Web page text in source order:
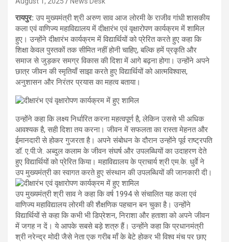
रायपुर: उप मुख्यमंत्री श्री अरुण साव आज लोरमी के राजीव गांधी शासकीय
कला एवं वाणिज्य महाविद्यालय में दीक्षारंभ एवं वृक्षारोपण कार्यक्रम में शामिल
हुए। उन्होंने दीक्षारंभ कार्यक्रम में विद्यार्थियों को प्रेरित करते हुए कहा कि
शिक्षा केवल पुस्तकों तक सीमित नहीं होनी चाहिए, बल्कि हमें प्रकृति और
समाज से जुड़कर समग्र विकास की दिशा में आगे बढ़ना होगा। उन्होंने अपने
छात्र जीवन की स्मृतियाँ साझा करते हुए विद्यार्थियों को आत्मविश्वास,
अनुशासन और निरंतर प्रयास का महत्व बताया।
उन्होंने कहा कि लक्ष्य निर्धारित करना महत्वपूर्ण है, लेकिन उससे भी अधिक
आवश्यक है, सही दिशा तय करना। जीवन में सफलता का रास्ता मेहनत और
ईमानदारी से होकर गुजरता है। अपने संबोधन के दौरान उन्होंने पूर्व राष्ट्रपति
डॉ. ए.पी.जे. अब्दुल कलाम के जीवन संघर्ष और उपलब्धियों का उदाहरण देते
हुए विद्यार्थियों को प्रेरित किया। महाविद्यालय के प्राचार्य श्री एम.के. धुर्वे ने
उप मुख्यमंत्री का स्वागत करते हुए संस्थान की उपलब्धियों की जानकारी दी।
उप मुख्यमंत्री श्री साव ने कहा कि वर्ष 1994 से संचालित यह कला एवं
वाणिज्य महाविद्यालय लोरमी की शैक्षणिक पहचान बन चुका है। उन्होंने
विद्यार्थियों से कहा कि कभी भी डिप्रेशन, निराशा और हताशा को अपने जीवन
में जगह न दें। ये आपके सबसे बड़े शत्रु हैं। उन्होंने कहा कि प्रधानमंत्री
श्री नरेन्द्र मोदी जैसे नेता एक गरीब माँ के बेटे होकर भी विश्व मंच पर छाए